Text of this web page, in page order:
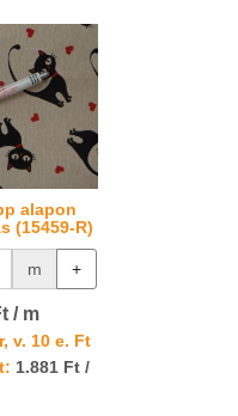
alapon
(15459-R)
m +
/ m
v. 10 e. Ft
1.881 Ft /